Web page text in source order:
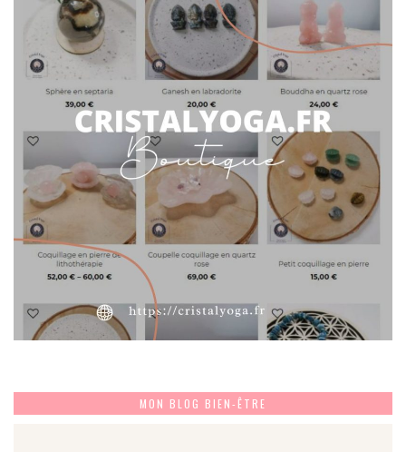
MON BLOG BIEN-ÊTRE